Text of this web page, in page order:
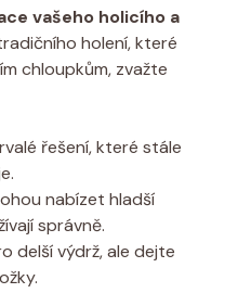
vašeho holicího a
holení, které
chloupkům, zvažte
řešení, které stále
nabízet hladší
správně.
delší výdrž, ale dejte